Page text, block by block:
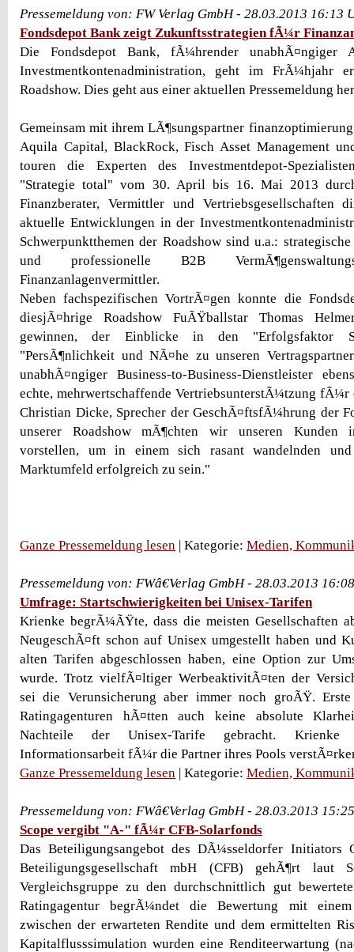
Pressemeldung von: FW Verlag GmbH - 28.03.2013 16:13
Fondsdepot Bank zeigt Zukunftsstrategien fÃ¼r
Die Fondsdepot Bank, fÃ¼hrender unabhÃ¤ngiger
Investmentkontenadministration, geht im FrÃ¼hjahr
Roadshow. Dies geht aus einer aktuellen Pressemeldung
Gemeinsam mit ihrem LÃ¶sungspartner
Aquila Capital, BlackRock, Fisch Asset Management
touren die Experten des Investmentdepot-
"Strategie total" vom 30. April bis 16. Mai 2013
Finanzberater, Vermittler und
aktuelle Entwicklungen in der
Schwerpunktthemen der Roadshow sind u.a.:
und professionelle B2B
Finanzanlagenvermittler.
Neben fachspezifischen VortrÃ¤gen konnte die
diesjÃ¤hrige Roadshow FuÃŸballstar Thomas
gewinnen, der Einblicke in den "Erfolgsfaktor
"PersÃ¶nlichkeit und NÃ¤he zu unseren
unabhÃ¤ngiger Business-to-Business-Dienstleister
echte, mehrwertschaffende VertriebsunterstÃ¼tzung
Christian Dicke, Sprecher der GeschÃ¤ftsfÃ¼hrung der
unserer Roadshow mÃ¶chten wir unseren Kunden
vorstellen, um in einem sich rasant wandelnden
Marktumfeld erfolgreich zu sein."
Ganze Pressemeldung lesen | Kategorie: Medien,
Pressemeldung von: FWâ€Verlag GmbH - 28.03.2013
Umfrage: Startschwierigkeiten bei Unisex-Tarifen
Krienke begrÃ¼ÃŸte, dass die meisten Gesellschaften
NeugeschÃ¤ft schon auf Unisex umgestellt haben und
alten Tarifen abgeschlossen haben, eine Option zur
wurde. Trotz vielfÃ¤ltiger WerbeaktivitÃ¤ten der
sei die Verunsicherung aber immer noch groÃŸ. Erste
Ratingagenturen hÃ¤tten auch keine absolute
Nachteile der Unisex-Tarife gebracht.
Informationsarbeit fÃ¼r die Partner ihres Pools
Ganze Pressemeldung lesen | Kategorie: Medien,
Pressemeldung von: FWâ€Verlag GmbH - 28.03.2013
Scope vergibt "A-" fÃ¼r CFB-Solarfonds
Das Beteiligungsangebot des DÃ¼sseldorfer Initiators
Beteiligungsgesellschaft mbH (CFB) gehÃ¶rt laut
Vergleichsgruppe zu den durchschnittlich gut
Ratingagentur begrÃ¼ndet die Bewertung mit
zwischen der erwarteten Rendite und dem ermittelten
Kapitalflusssimulation wurden eine Renditeerwartung